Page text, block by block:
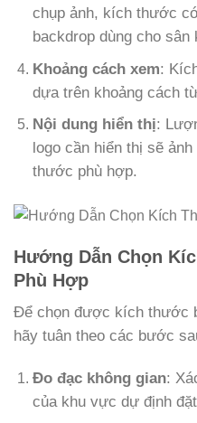
chụp ảnh, kích thước
backdrop dùng cho sân
Khoảng cách xem:
dựa trên khoảng cách
Nội dung hiển thị:
logo cần hiển thị sẽ
thước phù hợp.
Hướng Dẫn Chọn
Phù Hợp
Để chọn được kích thước
hãy tuân theo các bước
Đo đạc không gian:
của khu vực dự định